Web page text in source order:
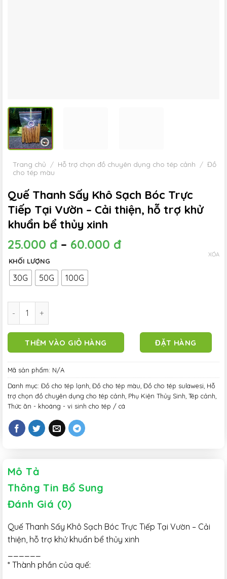
Trang chủ / Hỗ trợ chọn đồ chuyên dụng cho tép cảnh / Đồ
cho tép màu
Quế Thanh Sấy Khô Sạch Bóc Trực
Tiếp Tại Vườn – Cải thiện, hỗ trợ khử
khuẩn bể thủy xinh
25.000 đ– 60.000 đ
KHỐI LƯỢNG
30G 50G 100G
XÓA
THÊM VÀO GIỎ HÀNG ĐẶT HÀNG
Mã sản phẩm: N/A
Danh mục: Đồ cho tép lạnh Đồ cho tép màu Đồ cho tép sulawesi Hỗ
trợ chọn đồ chuyên dụng cho tép cảnh Phụ Kiện Thủy Sinh Tép cảnh
Thức ăn - khoáng - vi sinh cho tép / cá
Mô Tả
Thông Tin Bổ Sung
Đánh Giá (0)
Quế Thanh Sấy Khô Sạch Bóc Trực Tiếp Tại Vườn – Cải
thiện, hỗ trợ khử khuẩn bể thủy xinh
* Thành phần của quế: